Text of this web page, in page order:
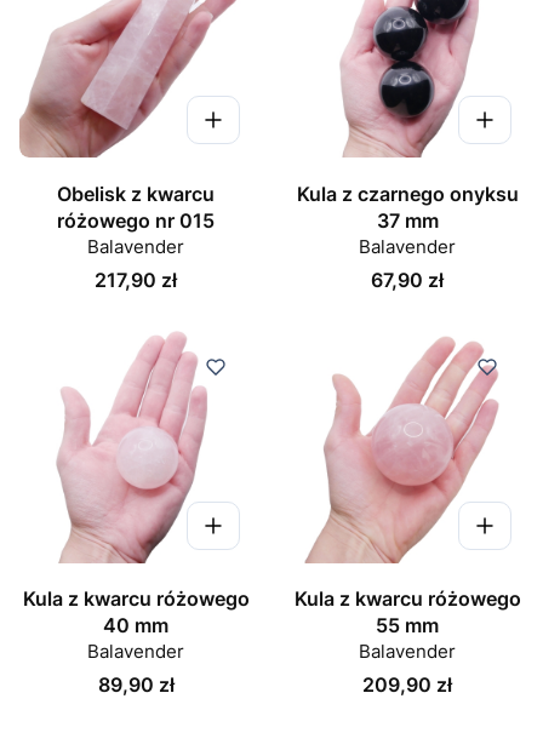
Obelisk z kwarcu
różowego nr 015
Balavender
Cena
217,90 zł
Kula z czarnego onyksu
37 mm
Balavender
Cena
67,90 zł
Kula z kwarcu różowego
40 mm
Balavender
Cena
89,90 zł
Kula z kwarcu różowego
55 mm
Balavender
Cena
209,90 zł